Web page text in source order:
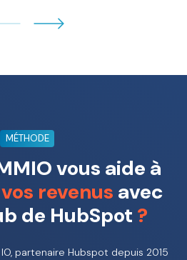
MÉTHODE
vous aide à
revenus avec
de HubSpot ?
partenaire Hubspot depuis 2015